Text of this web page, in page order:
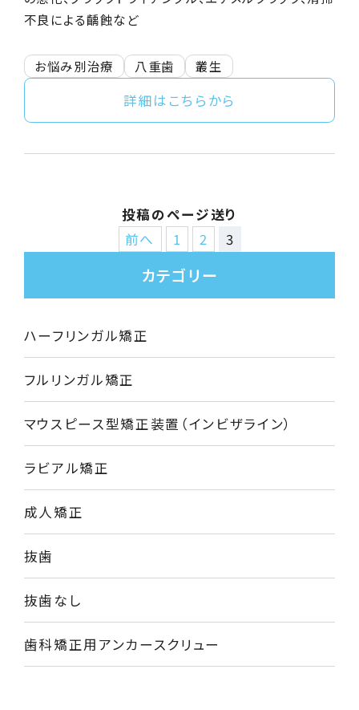
不良による齲蝕など
お悩み別治療 八重歯 叢生
詳細はこちらから
投稿のページ送り
前へ
1 2 3
カテゴリー
ハーフリンガル矯正
フルリンガル矯正
マウスピース型矯正装置（インビザライン）
ラビアル矯正
成人矯正
抜歯
抜歯なし
歯科矯正用アンカースクリュー